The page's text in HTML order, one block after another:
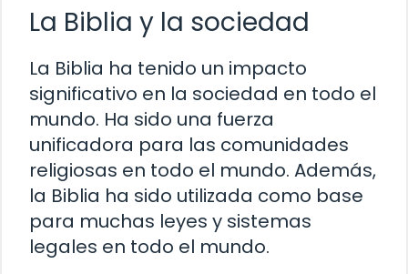
La Biblia y la sociedad
La Biblia ha tenido un impacto
significativo en la sociedad en todo el
mundo. Ha sido una fuerza
unificadora para las comunidades
religiosas en todo el mundo. Además,
la Biblia ha sido utilizada como base
para muchas leyes y sistemas
legales en todo el mundo.